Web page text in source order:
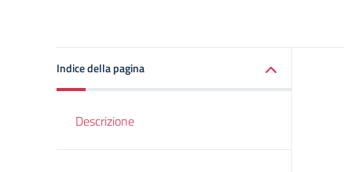
Indice della pagina
Descrizione